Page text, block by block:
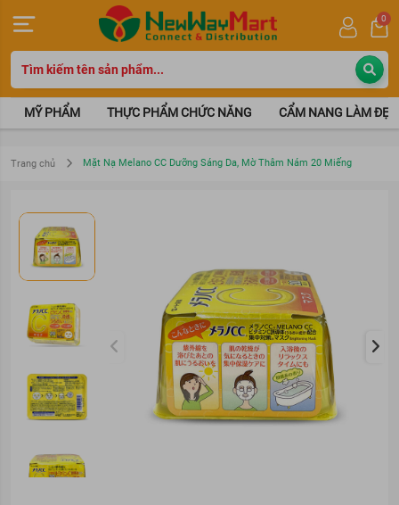
0
MỸ PHẨM THỰC PHẨM CHỨC NĂNG CẨM NANG LÀM ĐẸP
Trang chủ Mặt Nạ Melano CC Dưỡng Sáng Da, Mờ Thâm Nám 20 Miếng